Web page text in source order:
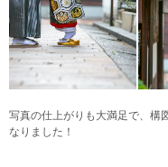
写真の仕上がりも大満足で、構
なりました！